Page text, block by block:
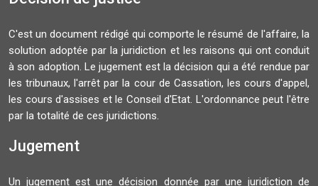
C'est un document rédigé qui comporte le résumé de l'affaire, la
solution adoptée par la juridiction et les raisons qui ont conduit
à son adoption. Le jugement est la décision qui a été rendue par
les tribunaux, l'arrêt par la cour de Cassation, les cours d'appel,
les cours d'assises et le Conseil d'Etat. L'ordonnance peut l'être
par la totalité de ces juridictions.
Jugement
Un jugement est une décision donnée par une juridiction de